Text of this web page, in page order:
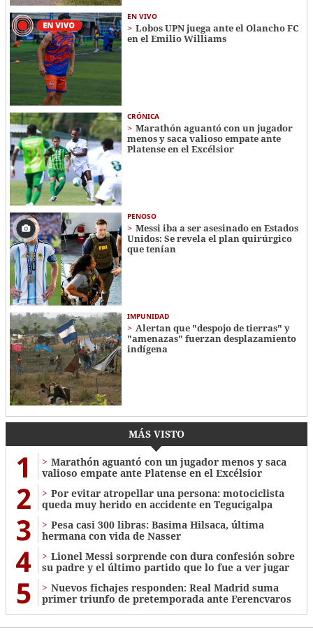
EN VIVO
Lobos UPN juega ante el Olancho FC
en el Emilio Williams
CRÓNICA
Marathón aguantó con un jugador
menos y saca valioso empate ante
Platense en el Excélsior
PENOSO
Messi iba a ser asesinado en Estados
Unidos: Se revela el plan quirúrgico
que tenían
IMPUNIDAD
Alertan que "despojo de tierras" y
"amenazas" fuerzan desplazamiento
indígena
MÁS VISTO
1
Marathón aguantó con un jugador menos y saca
valioso empate ante Platense en el Excélsior
2
Por evitar atropellar una persona: motociclista
queda muy herido en accidente en Tegucigalpa
3
Pesa casi 300 libras: Basima Hilsaca, última
hermana con vida de Nasser
4
Lionel Messi sorprende con dura confesión sobre
su padre y el último partido que lo fue a ver jugar
5
Nuevos fichajes responden: Real Madrid suma
primer triunfo de pretemporada ante Ferencvaros